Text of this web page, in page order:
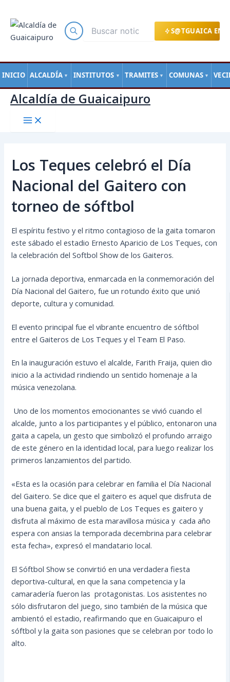
S@TGUAICA EN
INICIO ALCALDÍA ▼ INSTITUTOS ▼ TRAMITES ▼ COMUNAS ▼
contenido
Alcaldía de Guaicaipuro
Los Teques celebró el Día
Nacional del Gaitero con
torneo de sóftbol
El espíritu festivo y el ritmo contagioso de la gaita tomaron
este sábado el estadio Ernesto Aparicio de Los Teques, con
la celebración del Softbol Show de los Gaiteros.
La jornada deportiva, enmarcada en la conmemoración del
Día Nacional del Gaitero, fue un rotundo éxito que unió
deporte, cultura y comunidad.
El evento principal fue el vibrante encuentro de sóftbol
entre el Gaiteros de Los Teques y el Team El Paso.
En la inauguración estuvo el alcalde, Farith Fraija, quien dio
inicio a la actividad rindiendo un sentido homenaje a la
música venezolana.
Uno de los momentos emocionantes se vivió cuando el
alcalde, junto a los participantes y el público, entonaron una
gaita a capela, un gesto que simbolizó el profundo arraigo
de este género en la identidad local, para luego realizar los
primeros lanzamientos del partido.
«Esta es la ocasión para celebrar en familia el Día Nacional
del Gaitero. Se dice que el gaitero es aquel que disfruta de
una buena gaita, y el pueblo de Los Teques es gaitero y
disfruta al máximo de esta maravillosa música y cada año
espera con ansias la temporada decembrina para celebrar
esta fecha», expresó el mandatario local.
El Sóftbol Show se convirtió en una verdadera fiesta
deportiva-cultural, en que la sana competencia y la
camaradería fueron las protagonistas. Los asistentes no
sólo disfrutaron del juego, sino también de la música que
ambientó el estadio, reafirmando que en Guaicaipuro el
sóftbol y la gaita son pasiones que se celebran por todo lo
alto.
de
entradas